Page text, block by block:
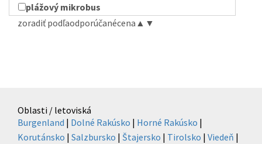
plážový mikrobus
zoradiť podľaodporúčanécena ▲ ▼
Oblasti / letoviská
Burgenland | Dolné Rakúsko | Horné Rakúsko |
Korutánsko | Salzbursko | Štajersko | Tirolsko | Viedeň |